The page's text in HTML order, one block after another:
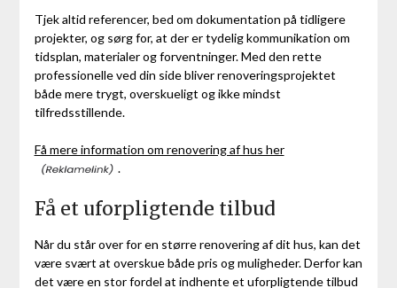
Tjek altid referencer, bed om dokumentation på tidligere
projekter, og sørg for, at der er tydelig kommunikation om
tidsplan, materialer og forventninger. Med den rette
professionelle ved din side bliver renoveringsprojektet
både mere trygt, overskueligt og ikke mindst
tilfredsstillende.
Få mere information om renovering af hus her
.
Få et uforpligtende tilbud
Når du står over for en større renovering af dit hus, kan det
være svært at overskue både pris og muligheder. Derfor kan
det være en stor fordel at indhente et uforpligtende tilbud